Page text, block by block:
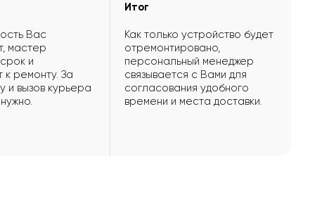
Вас
мастер
и
к ремонту. За
и вызов курьера
Итог
Как только устройство будет
отремонтировано,
персональный менеджер
связывается с Вами для
согласования удобного
времени и места доставки.